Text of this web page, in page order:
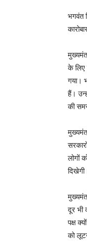
भगवंत
के लिए
गया।
हैं।
की
लोगों
दूर भी
पक्ष
को